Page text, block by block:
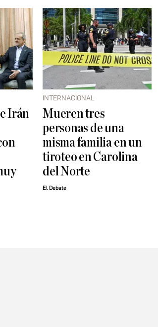
Irán
INTERNACIONAL
Mueren tres
personas de una
misma familia en un
tiroteo en Carolina
del Norte
El Debate